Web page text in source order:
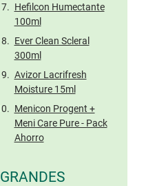
Hefilcon Humectante
100ml
Ever Clean Scleral
300ml
Avizor Lacrifresh
Moisture 15ml
Menicon Progent +
Meni Care Pure - Pack
Ahorro
GRANDES